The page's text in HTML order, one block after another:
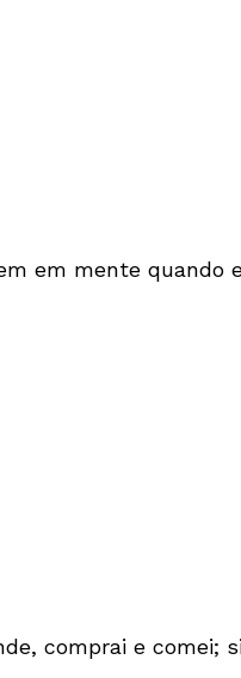
em mente quando
comprai e comei;